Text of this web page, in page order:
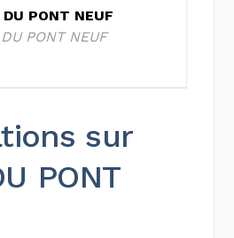
PONT NEUF
PONT NEUF
sur
PONT